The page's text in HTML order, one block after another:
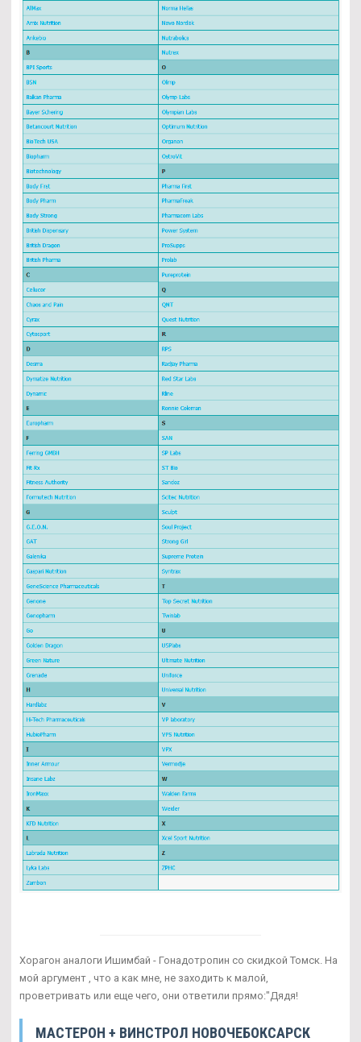
Хорагон аналоги Ишимбай - Гонадотропин со скидкой Томск. На
мой аргумент , что а как мне, не заходить к малой,
проветривать или еще чего, они ответили прямо:"Дядя!
МАСТЕРОН + ВИНСТРОЛ НОВОЧЕБОКСАРСК